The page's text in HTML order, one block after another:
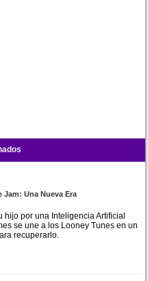
Jam: Una Nueva Era
hijo por una Inteligencia Artificial
se une a los Looney Tunes en un
recuperarlo.